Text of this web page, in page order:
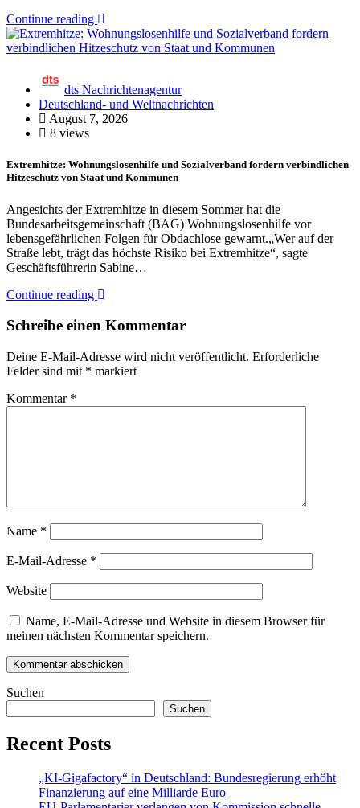
Continue reading
dts Nachrichtenagentur
Deutschland- und Weltnachrichten
August 7, 2026
8 views
Extremhitze: Wohnungslosenhilfe und Sozialverband fordern verbindlichen
Hitzeschutz von Staat und Kommunen
Angesichts der Extremhitze in diesem Sommer hat die
Bundesarbeitsgemeinschaft (BAG) Wohnungslosenhilfe vor
lebensgefährlichen Folgen für Obdachlose gewarnt.„Wer auf der
Straße lebt, trägt das höchste Risiko bei Extremhitze“, sagte
Geschäftsführerin Sabine…
Continue reading
Schreibe einen Kommentar
Deine E-Mail-Adresse wird nicht veröffentlicht. Erforderliche
Felder sind mit * markiert
Kommentar *
Name *
E-Mail-Adresse *
Website
Name, E-Mail-Adresse und Website in diesem Browser für
meinen nächsten Kommentar speichern.
Suchen
Suchen
Recent Posts
„KI-Gigafactory“ in Deutschland: Bundesregierung erhöht
Finanzierung auf eine Milliarde Euro